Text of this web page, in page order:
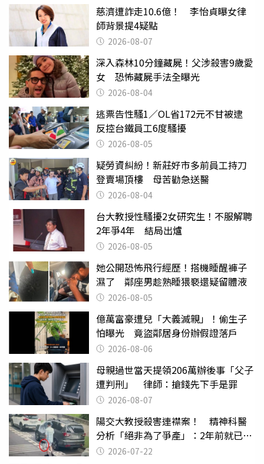
慈濟遭詐走10.6億！ 李怡貞曝女律
師背景提4疑點
2026-08-07
深入森林10分鐘藏屍！父涉殺害9歲愛
女 恐怖藏屍手法全曝光
2026-08-04
逃票告性騷1／OL省172元不甘被逮
反控台鐵員工6度騷擾
2026-08-05
疑勞資糾紛！新莊好市多前員工持刀
登賣場頂樓 母苦勸急送醫
2026-08-04
台大教授性騷擾2女研究生！不服解聘
2年爭4年 結局出爐
2026-08-05
她公開恐怖飛行經歷！搭機睡醒褲子
濕了 鄰座男趁熟睡猥褻還疑留體液
2026-08-05
億萬富豪遭兒「大義滅親」！偷生子
怕曝光 竟盜鄰居身份辦假證落戶
2026-08-06
母親過世當天提領206萬辦後事「父子
遭判刑」 律師：搶錢先下手是罪
2026-08-07
陽交大教授殺害連襟案！ 精神科醫
分析「絕非為了爭產」：2年前就已言
行詭異
2026-07-22